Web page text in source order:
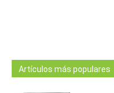
Artículos más populares